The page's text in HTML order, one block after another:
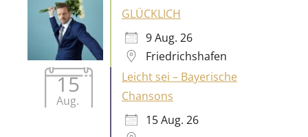
15
Aug.
Leicht sei – Bayerische
Chansons
15 Aug. 26
alle Veranstaltungen